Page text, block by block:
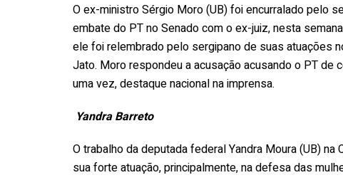
O ex-ministro Sérgio Moro (UB) foi encurralado pelo
embate do PT no Senado com o ex-juiz, nesta
ele foi relembrado pelo sergipano de suas atuações
Jato. Moro respondeu a acusação acusando o PT de
uma vez, destaque nacional na imprensa.
Yandra Barreto
O trabalho da deputada federal Yandra Moura (UB)
sua forte atuação, principalmente, na defesa das